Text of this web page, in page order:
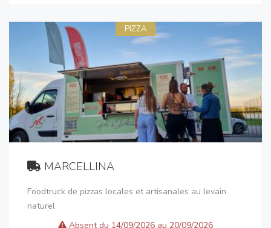
PIZZA
MARCELLINA
Foodtruck de pizzas locales et artisanales au levain
naturel
Absent du 14/09/2026 au 20/09/2026